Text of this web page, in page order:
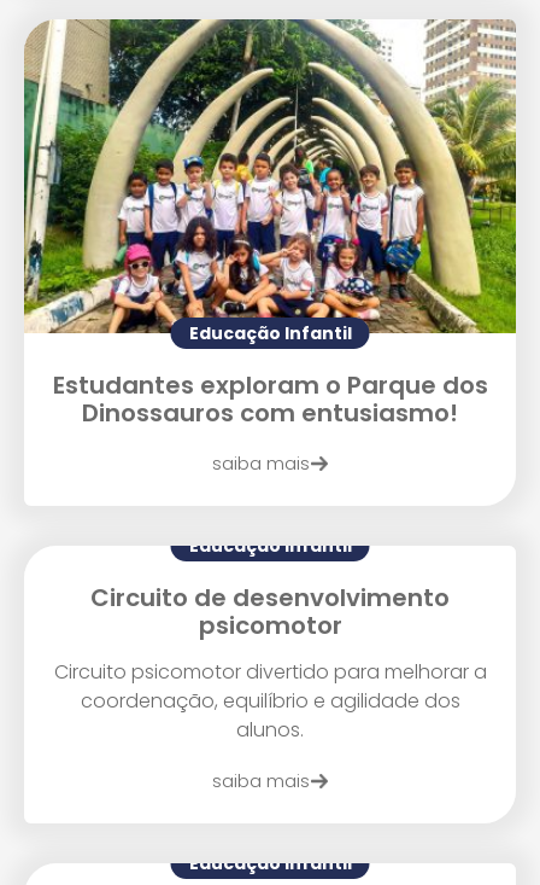
Educação Infantil
Estudantes exploram o Parque dos
Dinossauros com entusiasmo!
saiba mais
Educação Infantil
Circuito de desenvolvimento
psicomotor
Circuito psicomotor divertido para melhorar a
coordenação, equilíbrio e agilidade dos
alunos.
saiba mais
Educação Infantil